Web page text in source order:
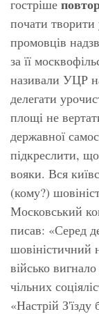
гостріше
почати
промовців
за її
називали УЦР
делегати
площі не
державної
підкреслити, що
вояки. Вся
(кому?)
Московський
писав: «Серед
шовіністичний
військо
чільних
«Настрій